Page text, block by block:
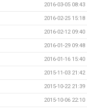
2016-03-05 08:43
2016-02-25 15:18
2016-02-12 09:40
2016-01-29 09:48
2016-01-16 15:40
2015-11-03 21:42
2015-10-22 21:39
2015-10-06 22:10